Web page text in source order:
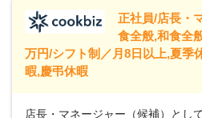
います。
正社員/店長・
食全般,和食全
万円/シフト制／月8日以上,夏季
暇,慶弔休暇
店長・マネージャー（候補）とし